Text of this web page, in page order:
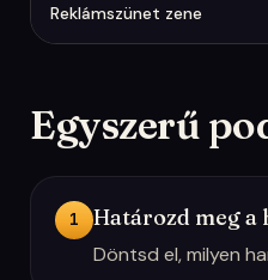
Reklámszünet zene
Egyszerű
1 Határozd meg a
Döntsd el, milyen